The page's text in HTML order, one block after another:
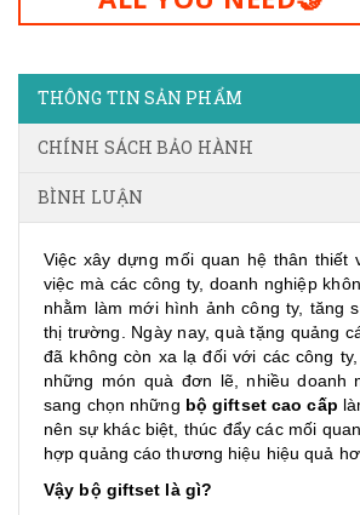
THÔNG TIN SẢN PHẨM
CHÍNH SÁCH BẢO HÀNH
BÌNH LUẬN
Việc xây dựng mối quan hệ thân thiết
việc mà các công ty, doanh nghiệp
nhằm làm mới hình ảnh công ty, tăng
thị trường. Ngày nay, quà tặng quảng
đã không còn xa lạ đối với các công
những món quà đơn lẽ, nhiều doanh
sang chọn những bộ giftset cao cấp
nên sự khác biệt, thúc đẩy các mối
hợp quảng cáo thương hiệu hiệu quả
Vậy bộ giftset là gì?